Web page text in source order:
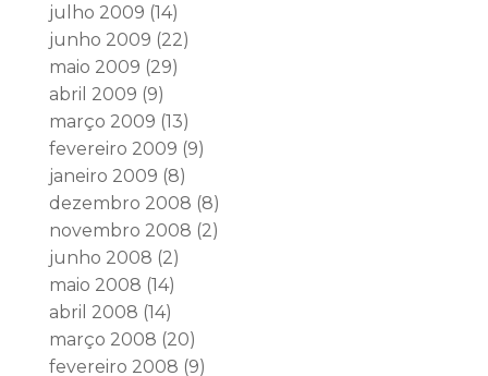
julho 2009 (14)
junho 2009 (22)
maio 2009 (29)
abril 2009 (9)
março 2009 (13)
fevereiro 2009 (9)
janeiro 2009 (8)
dezembro 2008 (8)
novembro 2008 (2)
junho 2008 (2)
maio 2008 (14)
abril 2008 (14)
março 2008 (20)
fevereiro 2008 (9)